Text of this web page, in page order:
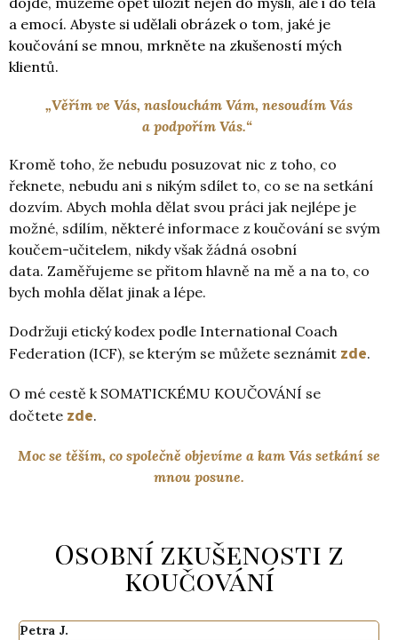
a emocí. Abyste si udělali obrázek o tom, jaké je
koučování se mnou, mrkněte na zkušeností mých
klientů.
„Věřím ve Vás, naslouchám Vám, nesoudím Vás
a podpořím Vás.“
Kromě toho, že nebudu posuzovat nic z toho, co
řeknete, nebudu ani s nikým sdílet to, co se na setkání
dozvím. Abych mohla dělat svou práci jak nejlépe je
možné, sdílím, některé informace z koučování se svým
koučem-učitelem, nikdy však žádná osobní
data. Zaměřujeme se přitom hlavně na mě a na to, co
bych mohla dělat jinak a lépe.
Dodržuji etický kodex podle International Coach
Federation (ICF), se kterým se můžete seznámit zde.
O mé cestě k SOMATICKÉMU KOUČOVÁNÍ se
dočtete zde.
Moc se těším, co společně objevíme a kam Vás setkání se
mnou posune.
Osobní zkušenosti z
koučování
Petra J.